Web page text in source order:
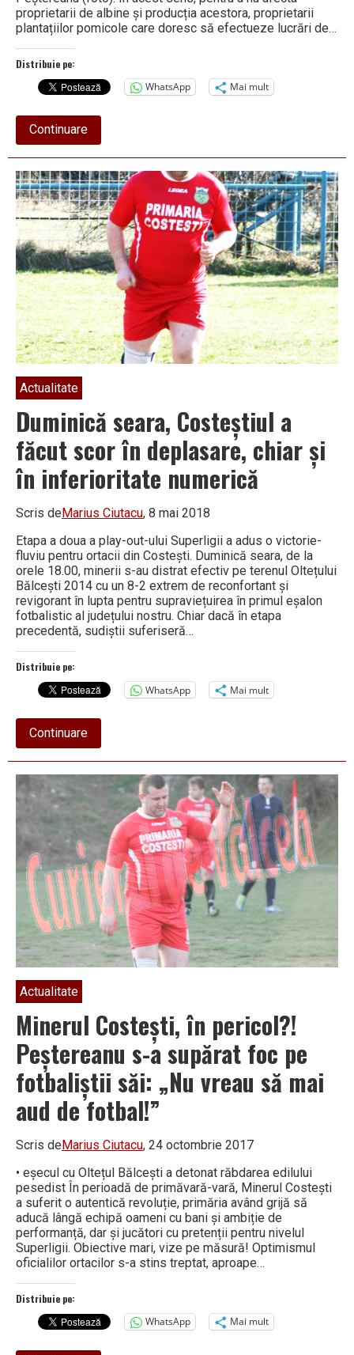
proprietarii de albine și producția acestora, proprietarii
plantațiilor pomicole care doresc să efectueze lucrări de…
Distribuie pe:
WhatsApp
Mai mult
Continuareabout
În
Costești,
ia
măsuri
pentru
protejarea
industriei-
simbol
Actualitate
Duminică seara, Costeștiul a
făcut scor în deplasare, chiar și
în inferioritate numerică
Scris de Marius Ciutacu, 8 mai 2018
Etapa a doua a play-out-ului Superligii a adus o victorie-
fluviu pentru ortacii din Costești. Duminică seara, de la
orele 18.00, minerii s-au distrat efectiv pe terenul Oltețului
Bălcești 2014 cu un 8-2 extrem de reconfortant și
revigorant în lupta pentru supraviețuirea în primul eșalon
fotbalistic al județului nostru. Chiar dacă în etapa
precedentă, sudiștii suferiseră…
Distribuie pe:
WhatsApp
Mai mult
Continuareabout
Duminică
seara,
a
făcut
scor
în
deplasare,
chiar
și
în
inferioritate
numerică
Actualitate
Minerul Costești, în pericol?!
Peștereanu s-a supărat foc pe
fotbaliștii săi: „Nu vreau să mai
aud de fotbal!”
Scris deMarius Ciutacu, 24 octombrie 2017
• eșecul cu Oltețul Bălcești a detonat răbdarea edilului
pesedist În perioadă de primăvară-vară, Minerul Costești
a suferit o autentică revoluție, primăria având grijă să
aducă lângă echipă oameni cu bani și ambiție de
performanță, dar și jucători cu pretenții pentru nivelul
Superligii. Obiective mari, vize pe măsură! Optimismul
oficialilor ortacilor s-a stins treptat, aproape…
Distribuie pe:
WhatsApp
Mai mult